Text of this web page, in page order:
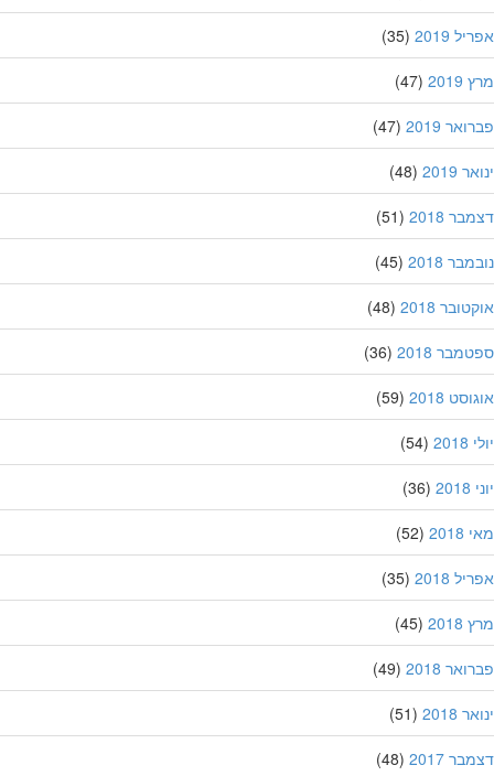
2019
(35)
(47)
2019
(47)
2019
(48)
2018
(51)
2018
(45)
2018
(48)
2018
(36)
2018
(59)
(54)
(36)
(52)
2018
(35)
(45)
2018
(49)
2018
(51)
2017
(48)